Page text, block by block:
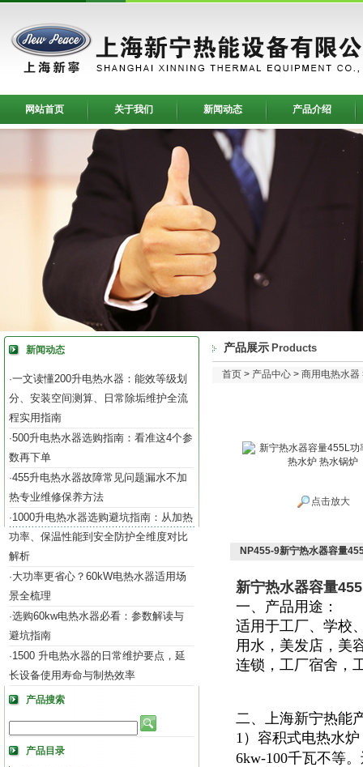
网站首页 关于我们 新闻动态 产品介绍
新闻动态
·一文读懂200升电热水器：能效等级划
分、安装空间测算、日常除垢维护全流
程实用指南
·500升电热水器选购指南：看准这4个参
数再下单
·455升电热水器故障常见问题漏水不加
热专业维修保养方法
·1000升电热水器选购避坑指南：从加热
功率、保温性能到安全防护全维度对比
解析
·大功率更省心？60kW电热水器适用场
景全梳理
·选购60kw电热水器必看：参数解读与
避坑指南
·1500 升电热水器的日常维护要点，延
长设备使用寿命与制热效率
产品搜索
产品目录
产品展示 Products
首页 > 产品中心 > 商用电热水器
点击放大
NP455-9新宁热水器容量
新宁热水器容量
一、产品用途：
适用于工厂、学校
用水，美发店，美
连锁，工厂宿舍，
二、上海新宁热能
1）容积式电热水
6kw-100千瓦不等